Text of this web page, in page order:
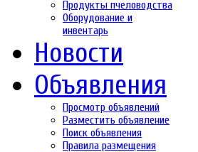
Продукты пчеловодства
Оборудование и
инвентарь
Новости
Объявления
Просмотр объявлений
Разместить объявление
Поиск объявления
Правила размещения